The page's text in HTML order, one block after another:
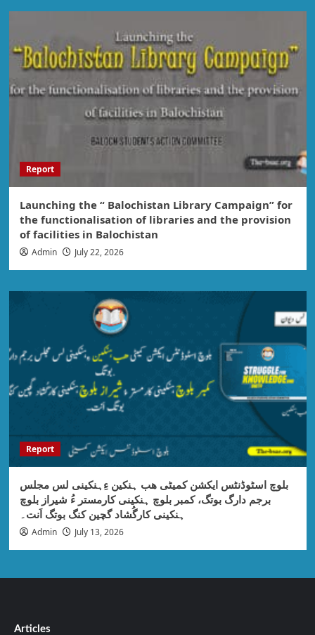
Report
Launching the “ Balochistan Library Campaign” for
the functionalisation of libraries and the provision
of facilities in Balochistan
Admin July 22, 2026
Report
بلوچ اسٹوڈنٹس ایکشن کمیٹی ھب ہنکین ءِہنکینی لس مجلس
برجم دارگ بوتگ، کمبر بلوچ ہنکینی کارمستر ءُ شیراز بلوچ
ہنکینی کارگُشاد گچین کنگ بوتگ اَنت۔
Admin July 13, 2026
Articles